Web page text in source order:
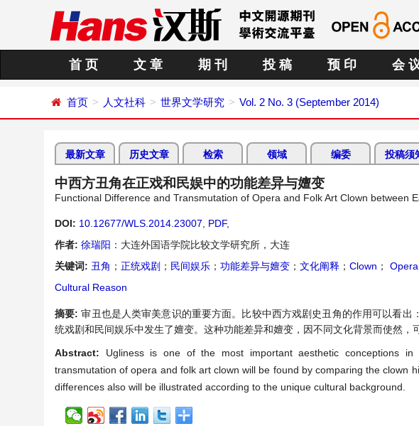
首 页 文 章 期 刊 投 稿 预 印 会
首页 人文社科 世界文学研究 Vol. 2 No. 3 (September 2014)
最新文章 历史文章 检索 领域 编委 投稿须
中西方丑角在正戏和民娱中的功能差异与嬗变
Functional Difference and Transmutation of Opera and Folk Art Clown between
DOI: 10.12677/WLS.2014.23007 PDF,
作者: 徐瑞阳 ：大连外国语学院比较文学研究所，大连
关键词: 丑角 ； 正统戏剧 ； 民间娱乐 ； 功能差异与嬗变 ； 文化阐释 ； Clown ； Opera
Cultural Reason
摘要:审丑也是人类审美意识的重要方面。比较中西方戏剧史丑角的作用可以看
统戏剧和民间娱乐中发生了嬗变。这种功能差异和嬗变，因不同文化背景而使然，
Abstract: Ugliness is one of the most important aesthetic conceptions
transmutation of opera and folk art clown will be found by comparing the clown
differences also will be illustrated according to the unique cultural background.